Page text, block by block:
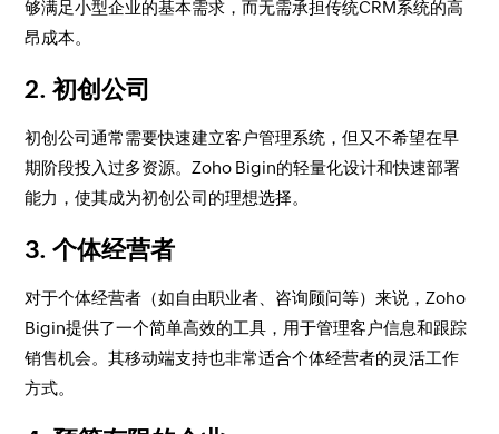
够满足小型企业的基本需求，而无需承担传统CRM系统的高
昂成本。
2.初创公司
初创公司通常需要快速建立客户管理系统，但又不希望在早
期阶段投入过多资源。Zoho Bigin的轻量化设计和快速部署
能力，使其成为初创公司的理想选择。
3.个体经营者
对于个体经营者（如自由职业者、咨询顾问等）来说，Zoho
Bigin提供了一个简单高效的工具，用于管理客户信息和跟踪
销售机会。其移动端支持也非常适合个体经营者的灵活工作
方式。